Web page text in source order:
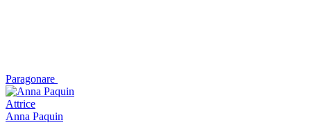
Paragonare
Attrice
Anna Paquin